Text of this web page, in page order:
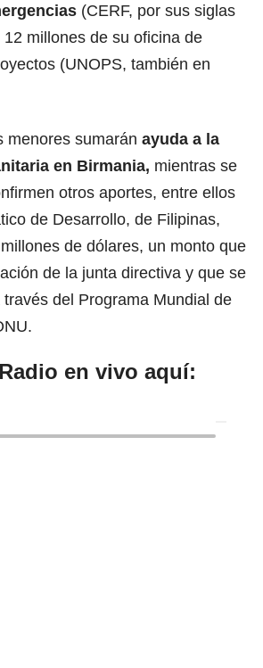
(CERF, por sus siglas
millones de su oficina de
(UNOPS, también en
menores sumarán ayuda a la
en Birmania, mientras se
otros aportes, entre ellos
de Desarrollo, de Filipinas,
de dólares, un monto que
de la junta directiva y que se
del Programa Mundial de
en vivo aquí: